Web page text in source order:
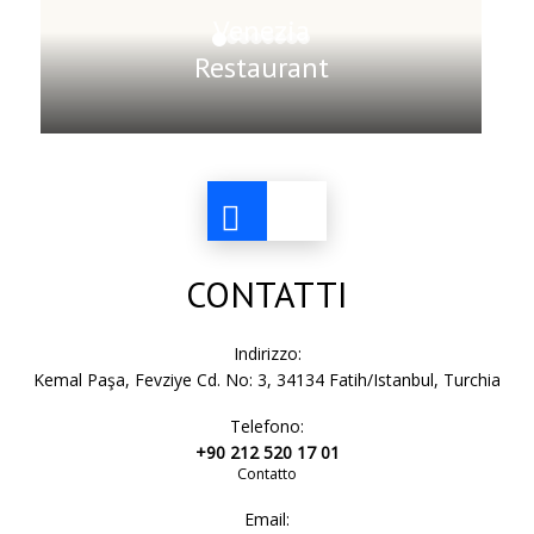
Restaurant
CONTATTI
Indirizzo:
Kemal Paşa, Fevziye Cd. No: 3, 34134 Fatih/Istanbul, Turchia
Telefono:
+90 212 520 17 01
Contatto
Email: